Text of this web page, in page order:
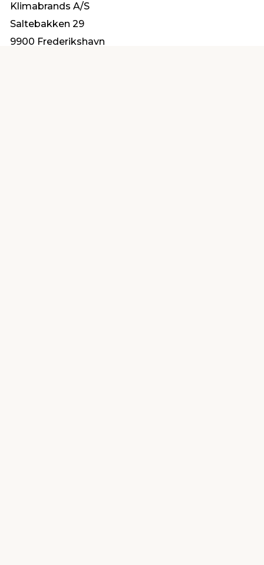
Klimabrands A/S
Saltebakken 29
9900 Frederikshavn